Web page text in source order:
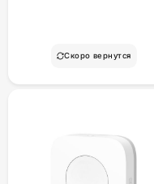
Скоро вернутся